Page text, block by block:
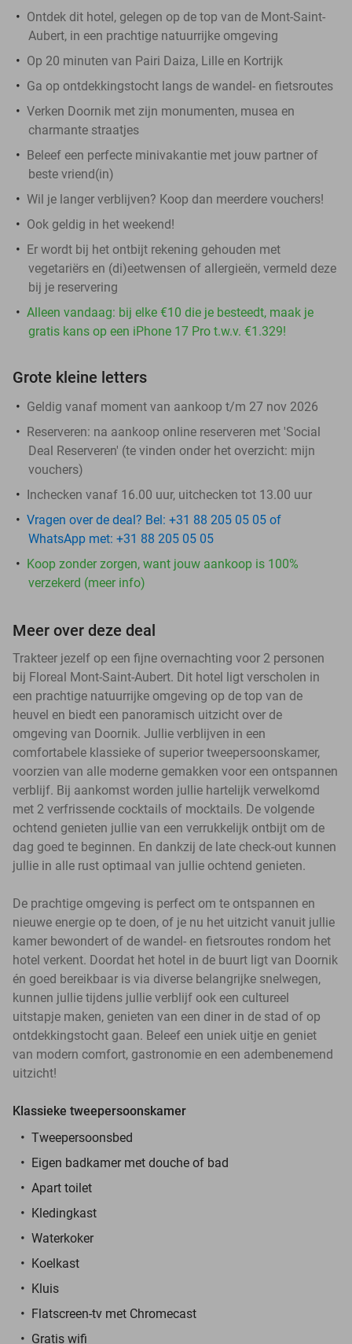
Ontdek dit hotel, gelegen op de top van de Mont-Saint-
Aubert, in een prachtige natuurrijke omgeving
Op 20 minuten van Pairi Daiza, Lille en Kortrijk
Ga op ontdekkingstocht langs de wandel- en fietsroutes
Verken Doornik met zijn monumenten, musea en
charmante straatjes
Beleef een perfecte minivakantie met jouw partner of
beste vriend(in)
Wil je langer verblijven? Koop dan meerdere vouchers!
Ook geldig in het weekend!
Er wordt bij het ontbijt rekening gehouden met
vegetariërs en (di)eetwensen of allergieën, vermeld deze
bij je reservering
Alleen vandaag: bij elke €10 die je besteedt, maak je
gratis kans op een iPhone 17 Pro t.w.v. €1.329!
Grote kleine letters
Geldig vanaf moment van aankoop t/m 27 nov 2026
Reserveren: na aankoop online reserveren met 'Social
Deal Reserveren' (te vinden onder het overzicht: mijn
vouchers)
Inchecken vanaf 16.00 uur, uitchecken tot 13.00 uur
Vragen over de deal? Bel: +31 88 205 05 05 of
WhatsApp met: +31 88 205 05 05
Koop zonder zorgen, want jouw aankoop is 100%
verzekerd (meer info)
Meer over deze deal
Trakteer jezelf op een fijne overnachting voor 2 personen
bij Floreal Mont-Saint-Aubert. Dit hotel ligt verscholen in
een prachtige natuurrijke omgeving op de top van de
heuvel en biedt een panoramisch uitzicht over de
omgeving van Doornik. Jullie verblijven in een
comfortabele klassieke of superior tweepersoonskamer,
voorzien van alle moderne gemakken voor een ontspannen
verblijf. Bij aankomst worden jullie hartelijk verwelkomd
met 2 verfrissende cocktails of mocktails. De volgende
ochtend genieten jullie van een verrukkelijk ontbijt om de
dag goed te beginnen. En dankzij de late check-out kunnen
jullie in alle rust optimaal van jullie ochtend genieten.
De prachtige omgeving is perfect om te ontspannen en
nieuwe energie op te doen, of je nu het uitzicht vanuit jullie
kamer bewondert of de wandel- en fietsroutes rondom het
hotel verkent. Doordat het hotel in de buurt ligt van Doornik
én goed bereikbaar is via diverse belangrijke snelwegen,
kunnen jullie tijdens jullie verblijf ook een cultureel
uitstapje maken, genieten van een diner in de stad of op
ontdekkingstocht gaan. Beleef een uniek uitje en geniet
van modern comfort, gastronomie en een adembenemend
uitzicht!
Klassieke tweepersoonskamer
Tweepersoonsbed
Eigen badkamer met douche of bad
Apart toilet
Kledingkast
Waterkoker
Koelkast
Kluis
Flatscreen-tv met Chromecast
Gratis wifi